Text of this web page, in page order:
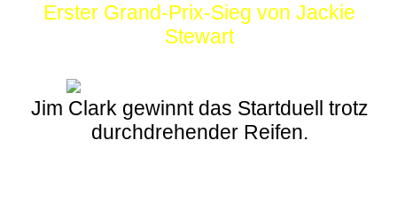
Erster Grand-Prix-Sieg von Jackie
Stewart
Jim Clark gewinnt das Startduell trotz
durchdrehender Reifen.